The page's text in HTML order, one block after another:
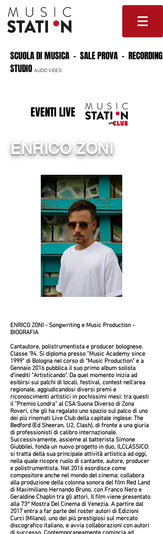
SCUOLA DI MUSICA - SALE PROVA - RECORDING
STUDIO AUDIO VIDEO
EVENTI LIVE
ENRICO ZONI
ENRICO ZONI - Songwriting e Music Production -
BIOGRAFIA
Cantautore, polistrumentista e producer bolognese.
Classe ’94. Si diploma presso "Music Academy since
1999" di Bologna nel corso di “Music Production” e a
Gennaio 2016 pubblica il suo primo album solista
d’inediti "Artisticando". Da quel momento inizia ad
esibirsi sui palchi di locali, festival, contest nell’area
regionale, aggiudicandosi diversi premi e
riconoscimenti artistici in pochissimi mesi: tra questi
il “Premio Londra” al CSA Suona Diverso di Zona
Roveri, che gli ha regalato uno spazio sul palco di uno
dei più rinomati Live Club della capitale inglese: The
Bedford (Ed Sheeran, U2, Clash), di fronte a una giuria
di professionisti di calibro internazionale.
Successivamente, assieme al batterista Simone
Giubbilei, fonda un nuovo progetto in duo, ILCLASSICO:
si tratta della sua principale attività artistica ad oggi,
nella quale ricopre ruolo di cantante, autore, producer
e polistrumentista. Nel 2016 esordisce come
compositore anche nel mondo del cinema: collabora
alla produzione della colonna sonora del film Red Land
di Maximiliano Hernando Bruno, con Franco Nero e
Geraldine Chaplin tra gli attori. Il film viene presentato
alla 73° Mostra Del Cinema di Venezia. A partire dal
2017 entra a far parte del roster autori di Edizioni
Curci (Milano), uno dei più prestigiosi sul mercato
discografico italiano, e avvia collaborazioni con autori